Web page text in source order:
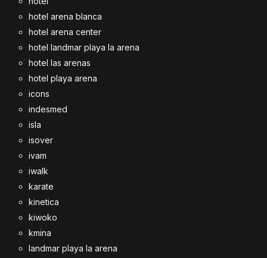
hotel arena blanca
hotel arena center
hotel landmar playa la arena
hotel las arenas
hotel playa arena
icons
indesmed
isla
isover
ivam
iwalk
karate
kinetica
kiwoko
kmina
landmar playa la arena